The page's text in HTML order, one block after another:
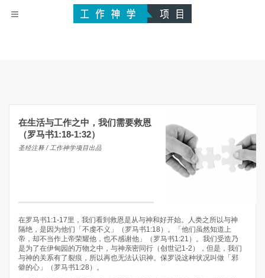
在生活与工作之中，我们需要救恩
（罗马书1:18-1:32）
圣经注释 / 工作神学项目出品
在罗马书1:1-17里，我们看到救恩是从与神和好开始。人类之所以与神
隔绝，是因为他们「不虔不义」（罗马书1:18）。「他们虽然知道上
帝，却不当作上帝荣耀他，也不感谢他」（罗马书1:21）。我们受造乃
是为了在伊甸园的万物之中，与神亲密同行（创世记1-2），但是，我们
与神的关系有了裂痕，所以再也无法认识神。保罗说这种状况叫做「邪
僻的心」（罗马书1:28）。